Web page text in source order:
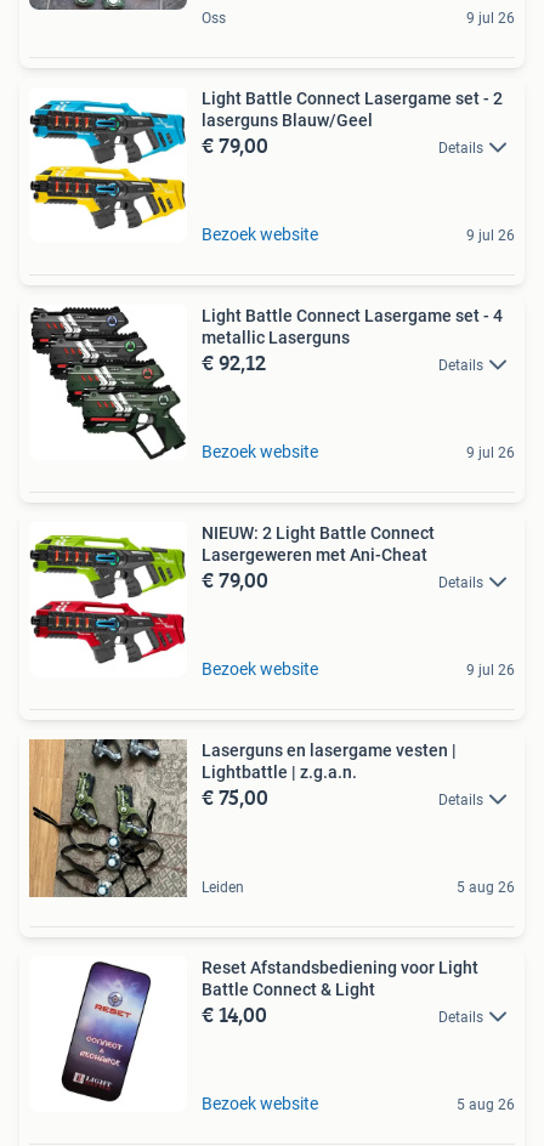
Oss 9 jul 26
Light Battle Connect Lasergame set - 2
laserguns Blauw/Geel
€ 79,00 Details
Bezoek website 9 jul 26
Light Battle Connect Lasergame set - 4
metallic Laserguns
€ 92,12 Details
Bezoek website 9 jul 26
NIEUW: 2 Light Battle Connect
Lasergeweren met Ani-Cheat
€ 79,00 Details
Bezoek website 9 jul 26
Laserguns en lasergame vesten |
Lightbattle | z.g.a.n.
€ 75,00 Details
Leiden 5 aug 26
Reset Afstandsbediening voor Light
Battle Connect & Light
€ 14,00 Details
Bezoek website 5 aug 26